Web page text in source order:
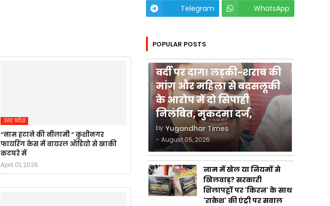
उत्तर प्रदेश
“नाम हटाने की नीलामी ” कुशीनगर
फायरिंग केस में वायरल ऑडियो से खाकी
कटघरे में
April 01, 2026
Telegram
WhatsApp
POPULAR POSTS
वर्दी पर दाग! लड़की-शराब की
मांग और महिला से बदसलूकी
के आरोप में दो सिपाही
निलंबित, मुकदमा दर्ज,
by Yugandhar Times
- August 05, 2026
नाम में खेल या नियमों से
खिलवाड़? सरकारी
शिलापट्टों पर 'किरन' के साथ
'राकेश' की एंट्री पर सवाल